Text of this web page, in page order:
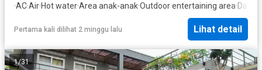
·AC·Air·Hot water·Area anak-anak·Outdoor entertaining area·
Pertama kali dilihat 2 minggu lalu Lihat detail
1/31